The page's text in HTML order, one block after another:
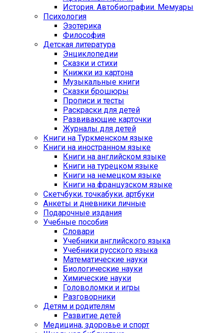
История. Автобиографии. Мемуары
Психология
Эзотерика
Философия
Детская литература
Энциклопедии
Сказки и стихи
Книжки из картона
Музыкальные книги
Сказки брошюры
Прописи и тесты
Раскраски для детей
Развивающие карточки
Журналы для детей
Книги на Туркменском языке
Книги на иностранном языке
Книги на английском языке
Книги на турецком языке
Книги на немецком языке
Книги на французском языке
Cкетчбуки, точкабуки, артбуки
Анкеты и дневники личные
Подарочные издания
Учебные пособия
Словари
Учебники английского языка
Учебники русского языка
Математические науки
Биологические науки
Химические науки
Головоломки и игры
Разговорники
Детям и родителям
Развитие детей
Медицина, здоровье и спорт